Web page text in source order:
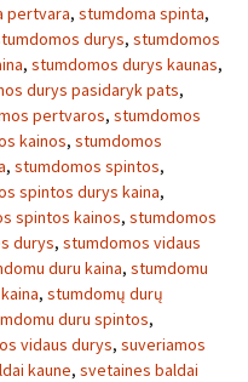
pertvara, stumdoma spinta,
durys, stumdomos
, stumdomos durys kaunas,
durys pasidaryk pats,
pertvaros, stumdomos
kainos, stumdomos
, stumdomos spintos,
spintos durys kaina,
spintos kainos, stumdomos
durys, stumdomos vidaus
duru kaina, stumdomu
, stumdomų durų
duru spintos,
vidaus durys, suveriamos
kaune, svetaines baldai